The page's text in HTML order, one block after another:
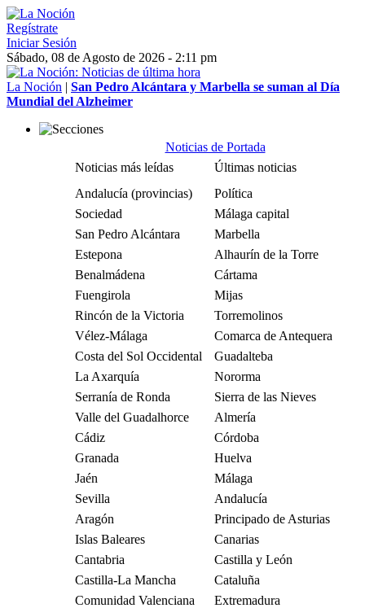
Regístrate
Iniciar Sesión
Sábado, 08 de Agosto de 2026 - 2:11 pm
La Noción | San Pedro Alcántara y Marbella se suman al Día
Mundial del Alzheimer
Noticias de Portada
Noticias más leídas
Últimas noticias
Andalucía (provincias)
Política
Sociedad
Málaga capital
San Pedro Alcántara
Marbella
Estepona
Alhaurín de la Torre
Benalmádena
Cártama
Fuengirola
Mijas
Rincón de la Victoria
Torremolinos
Vélez-Málaga
Comarca de Antequera
Costa del Sol Occidental
Guadalteba
La Axarquía
Nororma
Serranía de Ronda
Sierra de las Nieves
Valle del Guadalhorce
Almería
Cádiz
Córdoba
Granada
Huelva
Jaén
Málaga
Sevilla
Andalucía
Aragón
Principado de Asturias
Islas Baleares
Canarias
Cantabria
Castilla y León
Castilla-La Mancha
Cataluña
Comunidad Valenciana
Extremadura